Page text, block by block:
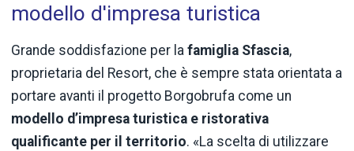
modello d'impresa turistica
Grande soddisfazione per la famiglia Sfascia,
proprietaria del Resort, che è sempre stata orientata a
portare avanti il progetto Borgobrufa come un
modello d’impresa turistica e ristorativa
qualificante per il territorio. «La scelta di utilizzare